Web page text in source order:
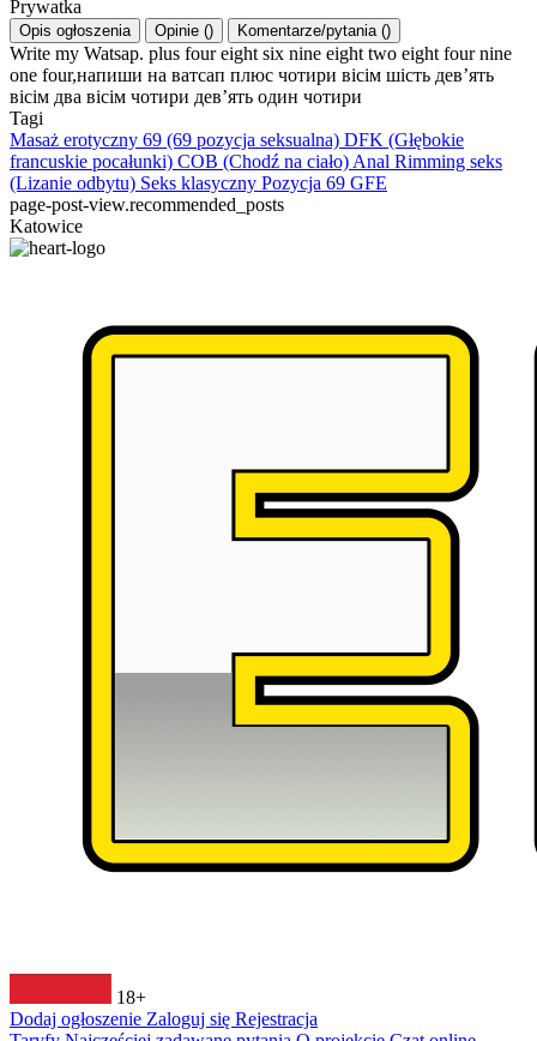
Prywatka
Opis ogłoszenia Opinie () Komentarze/pytania ()
Write my Watsap. plus four eight six nine eight two eight four nine
one four,напиши на ватсап плюс чотири вісім шість дев’ять
вісім два вісім чотири дев’ять один чотири
Tagi
Masaż erotyczny 69 (69 pozycja seksualna) DFK (Głębokie
francuskie pocałunki) COB (Chodź na ciało) Anal Rimming seks
(Lizanie odbytu) Seks klasyczny Pozycja 69 GFE
page-post-view.recommended_posts
Katowice
18+
Dodaj ogłoszenie Zaloguj się Rejestracja